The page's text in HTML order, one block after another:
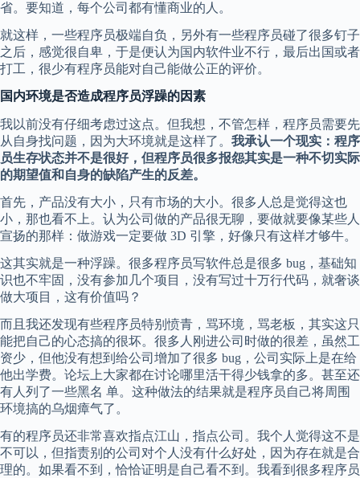
省。要知道，每个公司都有懂商业的人。
就这样，一些程序员极端自负，另外有一些程序员碰了很多钉子
之后，感觉很自卑，于是便认为国内软件业不行，最后出国或者
打工，很少有程序员能对自己能做公正的评价。
国内环境是否造成程序员浮躁的因素
我以前没有仔细考虑过这点。但我想，不管怎样，程序员需要先
从自身找问题，因为大环境就是这样了。 我承认一个现实：程序
员生存状态并不是很好，但程序员很多报怨其实是一种不切实际
的期望值和自身的缺陷产生的反差。
首先，产品没有大小，只有市场的大小。很多人总是觉得这也
小，那也看不上。认为公司做的产品很无聊，要做就要像某些人
宣扬的那样：做游戏一定要做 3D 引擎，好像只有这样才够牛。
这其实就是一种浮躁。很多程序员写软件总是很多 bug，基础知
识也不牢固，没有参加几个项目，没有写过十万行代码，就奢谈
做大项目，这有价值吗？
而且我还发现有些程序员特别愤青，骂环境，骂老板，其实这只
能把自己的心态搞的很坏。很多人刚进公司时做的很差，虽然工
资少，但他没有想到给公司增加了很多 bug，公司实际上是在给
他出学费。论坛上大家都在讨论哪里活干得少钱拿的多。甚至还
有人列了一些黑名 单。这种做法的结果就是程序员自己将周围
环境搞的乌烟瘴气了。
有的程序员还非常喜欢指点江山，指点公司。我个人觉得这不是
不可以，但指责别的公司对个人没有什么好处，因为存在就是合
理的。如果看不到，恰恰证明是自己看不到。我看到很多程序员